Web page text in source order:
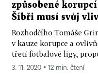
způsobené
Šíbři musí svůj
Rozhodčího Tomáše
v kauze korupce a
třetí fotbalové ligy,
3. 11. 2020 ▪ 12 min. čtení